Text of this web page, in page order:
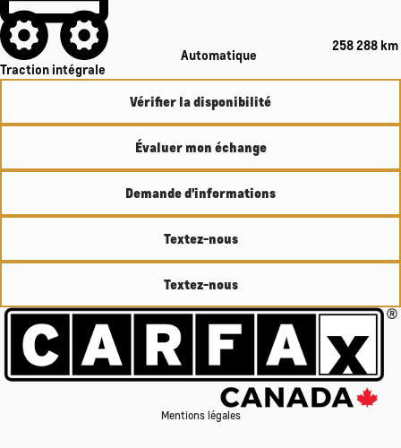
Traction intégrale
Automatique
258 288 km
Vérifier la disponibilité
Évaluer mon échange
Demande d'informations
Textez-nous
Textez-nous
Mentions légales